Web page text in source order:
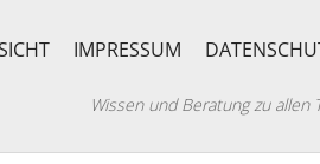
IMPRESSUM
Wissen und Beratung zu allen